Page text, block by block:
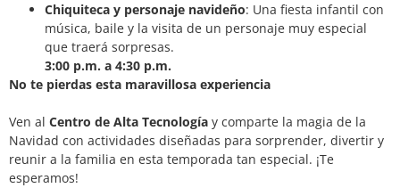
Chiquiteca y personaje navideño: Una fiesta infantil con
música, baile y la visita de un personaje muy especial
que traerá sorpresas.
3:00 p.m. a 4:30 p.m.
No te pierdas esta maravillosa experiencia
Ven al Centro de Alta Tecnología y comparte la magia de la
Navidad con actividades diseñadas para sorprender, divertir y
reunir a la familia en esta temporada tan especial. ¡Te
esperamos!